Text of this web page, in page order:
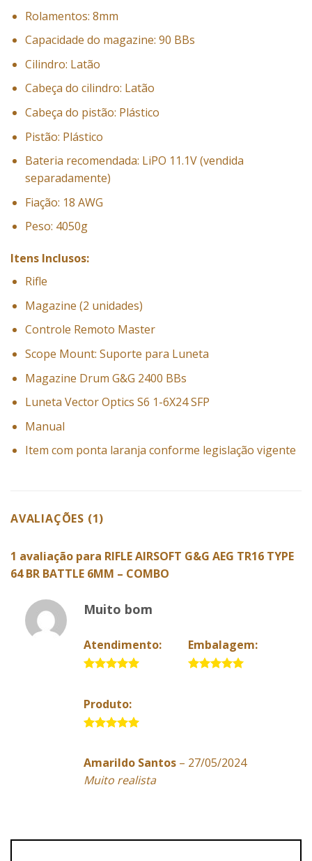
Rolamentos: 8mm
Capacidade do magazine: 90 BBs
Cilindro: Latão
Cabeça do cilindro: Latão
Cabeça do pistão: Plástico
Pistão: Plástico
Bateria recomendada: LiPO 11.1V (vendida
separadamente)
Fiação: 18 AWG
Peso: 4050g
Itens Inclusos:
Rifle
Magazine (2 unidades)
Controle Remoto Master
Scope Mount: Suporte para Luneta
Magazine Drum G&G 2400 BBs
Luneta Vector Optics S6 1-6X24 SFP
Manual
Item com ponta laranja conforme legislação vigente
AVALIAÇÕES (1)
1 avaliação para RIFLE AIRSOFT G&G AEG TR16 TYPE
64 BR BATTLE 6MM – COMBO
Muito bom
Atendimento: Embalagem:
Produto:
Amarildo Santos – 27/05/2024
Muito realista